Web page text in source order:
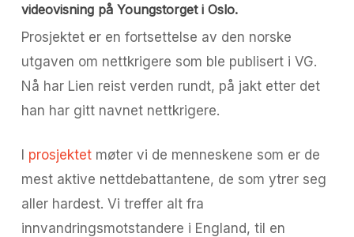
videovisning på Youngstorget i Oslo.
Prosjektet er en fortsettelse av den norske
utgaven om nettkrigere som ble publisert i VG.
Nå har Lien reist verden rundt, på jakt etter det
han har gitt navnet nettkrigere.
prosjektetmøter vi de menneskene som er de
mest aktive nettdebattantene, de som ytrer seg
aller hardest. Vi treffer alt fra
innvandringsmotstandere i England, til en